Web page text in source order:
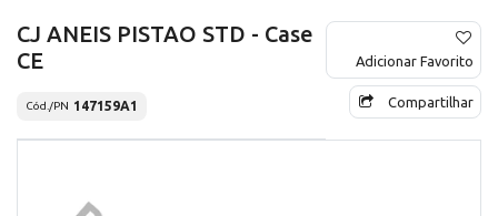
CJ ANEIS PISTAO STD - Case
CE
Cód./PN 147159A1
Adicionar Favorito
Compartilhar